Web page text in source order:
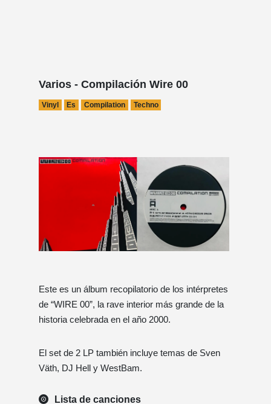
Varios - Compilación Wire 00
Vinyl Es Compilation Techno
Este es un álbum recopilatorio de los intérpretes
de “WIRE 00”, la rave interior más grande de la
historia celebrada en el año 2000.
El set de 2 LP también incluye temas de Sven
Väth, DJ Hell y WestBam.
Lista de canciones